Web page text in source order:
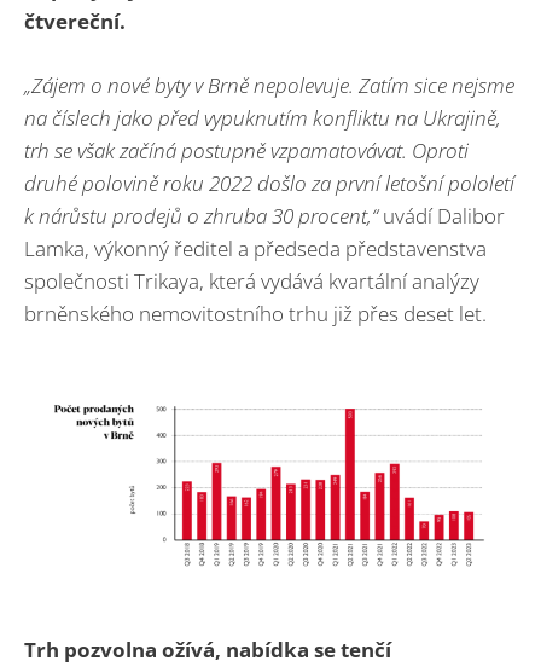
čtvereční.
„Zájem o nové byty v Brně nepolevuje. Zatím sice nejsme
na číslech jako před vypuknutím konfliktu na Ukrajině,
trh se však začíná postupně vzpamatovávat. Oproti
druhé polovině roku 2022 došlo za první letošní pololetí
k nárůstu prodejů o zhruba 30 procent,“uvádí Dalibor
Lamka, výkonný ředitel a předseda představenstva
společnosti Trikaya, která vydává kvartální analýzy
brněnského nemovitostního trhu již přes deset let.
Trh pozvolna ožívá, nabídka se tenčí